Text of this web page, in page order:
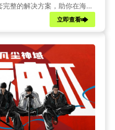
整的解决方案，助你在海外
享丝滑游戏体验。立即查看